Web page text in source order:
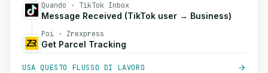
Quando · TikTok Inbox
Message Received (TikTok user → Business)
Poi · Zrexpress
Get Parcel Tracking
USA QUESTO FLUSSO DI LAVORO